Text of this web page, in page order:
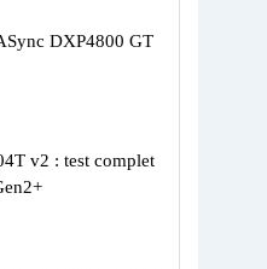
DXP4800 GT
v2 : test complet